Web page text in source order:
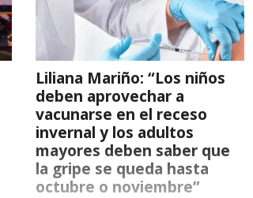
Liliana Mariño: “Los niños
deben aprovechar a
vacunarse en el receso
invernal y los adultos
mayores deben saber que
la gripe se queda hasta
octubre o noviembre”